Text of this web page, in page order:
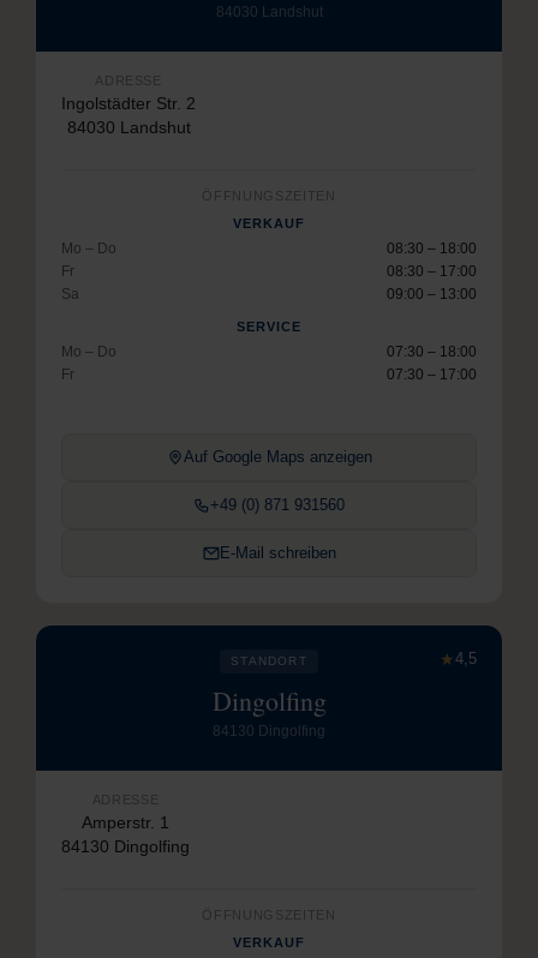
84030 Landshut
ADRESSE
Ingolstädter Str. 2
84030 Landshut
ÖFFNUNGSZEITEN
VERKAUF
Mo – Do
08:30 – 18:00
Fr
08:30 – 17:00
Sa
09:00 – 13:00
SERVICE
Mo – Do
07:30 – 18:00
Fr
07:30 – 17:00
Auf Google Maps anzeigen
+49 (0) 871 931560
E-Mail schreiben
★4,5
STANDORT
Dingolfing
84130 Dingolfing
ADRESSE
Amperstr. 1
84130 Dingolfing
ÖFFNUNGSZEITEN
VERKAUF